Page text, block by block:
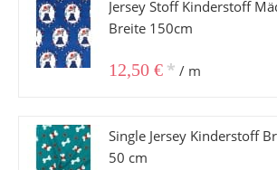
Jersey Stoff Kinderstoff
Breite 150cm
12,50 € * / m
Single Jersey Kinderstoff
50 cm